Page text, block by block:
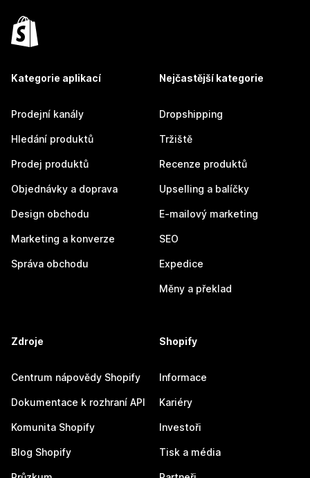
Kategorie aplikací
Prodejní kanály
Hledání produktů
Prodej produktů
Objednávky a doprava
Design obchodu
Marketing a konverze
Správa obchodu
Nejčastější kategorie
Dropshipping
Tržiště
Recenze produktů
Upselling a balíčky
E-mailový marketing
SEO
Expedice
Měny a překlad
Zdroje
Centrum nápovědy Shopify
Dokumentace k rozhraní API
Komunita Shopify
Blog Shopify
Shopify
Informace
Kariéry
Investoři
Tisk a média